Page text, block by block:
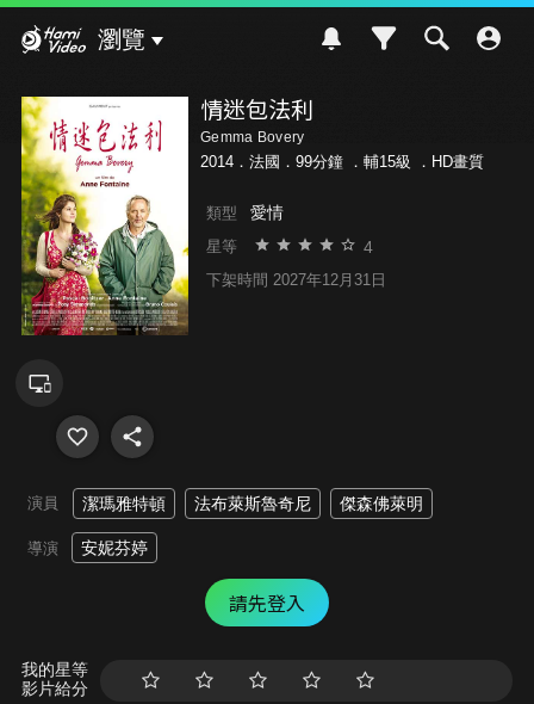
瀏覽
情迷包法利
Gemma Bovery
2014．法國．99分鐘 ． 輔15級 ．HD畫質
類型 愛情
星等 4
下架時間 2027年12月31日
演員 潔瑪雅特頓 法布萊斯魯奇尼 傑森佛萊明
導演 安妮芬婷
請先登入
我的星等
影片給分